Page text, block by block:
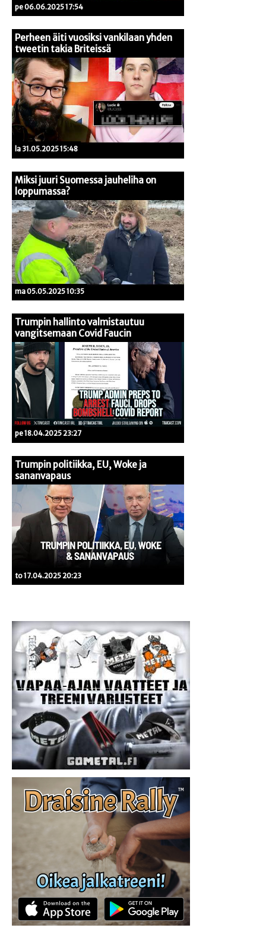
pe 06.06.2025 17:54
Perheen äiti vuosiksi vankilaan yhden
tweetin takia Briteissä
la 31.05.2025 15:48
Miksi juuri Suomessa jauheliha on
loppumassa?
ma 05.05.2025 10:35
Trumpin hallinto valmistautuu
vangitsemaan Covid Faucin
pe 18.04.2025 23:27
Trumpin politiikka, EU, Woke ja
sananvapaus
to 17.04.2025 20:23